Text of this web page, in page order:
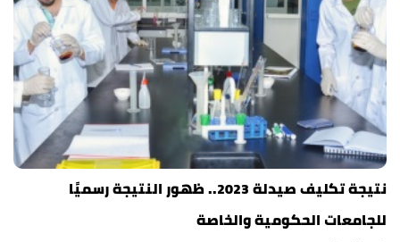
نتيجة تكليف صيدلة 2023.. ظهور النتيجة رسميًا
للجامعات الحكومية والخاصة